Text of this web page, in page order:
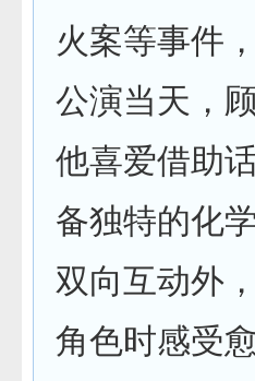
火案等事件
公演当天，
他喜爱借助
备独特的化
双向互动外
角色时感受